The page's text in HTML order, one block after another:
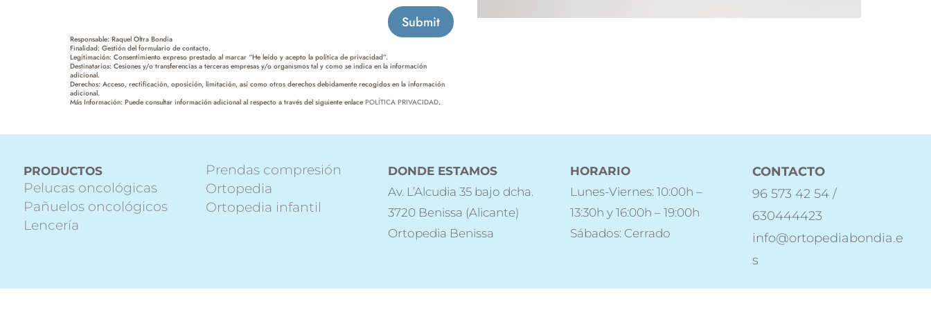
Submit
Responsable: Raquel Oltra Bondia
Finalidad: Gestión del formulario de contacto.
Legitimación: Consentimiento expreso prestado al marcar “He leído y acepto la política de privacidad”.
Destinatarios: Cesiones y/o transferencias a terceras empresas y/o organismos tal y como se indica en la información
adicional.
Derechos: Acceso, rectificación, oposición, limitación, así como otros derechos debidamente recogidos en la información
adicional.
Más Información: Puede consultar información adicional al respecto a través del siguiente enlace POLÍTICA PRIVACIDAD.
PRODUCTOS
Pelucas oncológicas
Pañuelos oncológicos
Lencería
Prendas compresión
Ortopedia
Ortopedia infantil
DONDE ESTAMOS
Av. L’Alcudia 35 bajo dcha.
3720 Benissa (Alicante)
Ortopedia Benissa
HORARIO
Lunes-Viernes: 10:00h –
13:30h y 16:00h – 19:00h
Sábados: Cerrado
CONTACTO
96 573 42 54 /
630444423
info@ortopediabondia.e
s